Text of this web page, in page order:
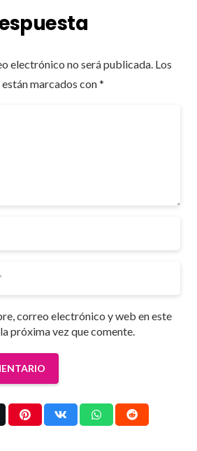
electrónico no será publicada. Los
marcados con*
correo electrónico y web en este
próxima vez que comente.